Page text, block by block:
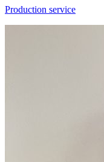
Production service